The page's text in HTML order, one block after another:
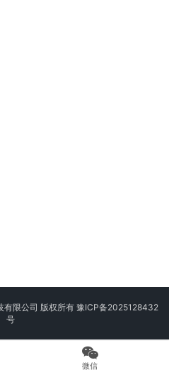
限公司 版权所有 豫ICP备2025128432
号
微信